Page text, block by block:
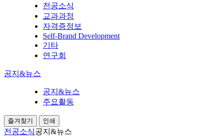
전공소식
교과과정
자격증정보
Self-Brand Development
기타
연구회
공지&뉴스
공지&뉴스
주요활동
즐겨찾기 인쇄
전공소식공지&뉴스